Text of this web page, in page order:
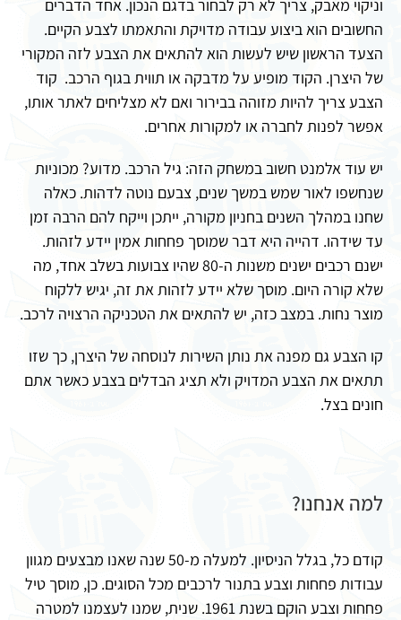
וניקוי מאבק, צריך לא רק לבחור בדגם הנכון. אחד הדברים
החשובים הוא ביצוע עבודה מדויקת והתאמתו לצבע הקיים.
הצעד הראשון שיש לעשות הוא להתאים את הצבע לזה המקורי
של היצרן. הקוד מופיע על מדבקה או תווית בגוף הרכב. קוד
הצבע צריך להיות מזוהה בבירור ואם לא מצליחים לאתר אותו,
אפשר לפנות לחברה או למקורות אחרים.
יש עוד אלמנט חשוב במשחק הזה: גיל הרכב. מדוע? מכוניות
שנחשפו לאור שמש במשך שנים, צבעם נוטה לדהות. כאלה
שחנו במהלך השנים בחניון מקורה, ייתכן וייקח להם הרבה זמן
עד שידהו. דהייה היא דבר שמוסך פחחות אמין יידע לזהות.
ישנם רכבים ישנים משנות ה-80 שהיו צבועות בשלב אחד, מה
שלא קורה היום. מוסך שלא יידע לזהות את זה, יגיש ללקוח
מוצר נחות. במצב כזה, יש להתאים את הטכניקה הרצויה לרכב.
קו הצבע גם מפנה את נותן השירות לנוסחה של היצרן, כך שזו
תתאים את הצבע המדויק ולא תציג הבדלים בצבע כאשר אתם
חונים בצל.
למה אנחנו?
קודם כל, בגלל הניסיון. למעלה מ-50 שנה שאנו מבצעים מגוון
עבודות פחחות וצבע בתנור לרכבים מכל הסוגים. כן, מוסך טיל
פחחות וצבע הוקם בשנת 1961. שנית, שמנו לעצמנו למטרה